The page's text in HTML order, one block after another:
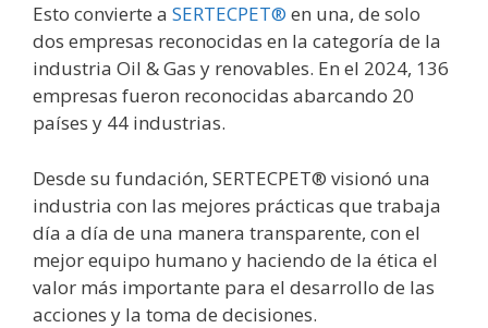
Esto convierte a SERTECPET® en una, de solo
dos empresas reconocidas en la categoría de la
industria Oil & Gas y renovables. En el 2024, 136
empresas fueron reconocidas abarcando 20
países y 44 industrias.
Desde su fundación, SERTECPET® visionó una
industria con las mejores prácticas que trabaja
día a día de una manera transparente, con el
mejor equipo humano y haciendo de la ética el
valor más importante para el desarrollo de las
acciones y la toma de decisiones.